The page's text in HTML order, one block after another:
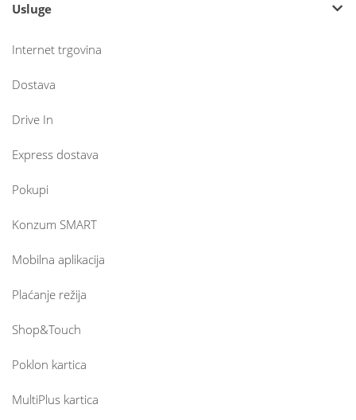
Usluge
Internet trgovina
Dostava
Drive In
Express dostava
Pokupi
Konzum SMART
Mobilna aplikacija
Plaćanje režija
Shop&Touch
Poklon kartica
MultiPlus kartica